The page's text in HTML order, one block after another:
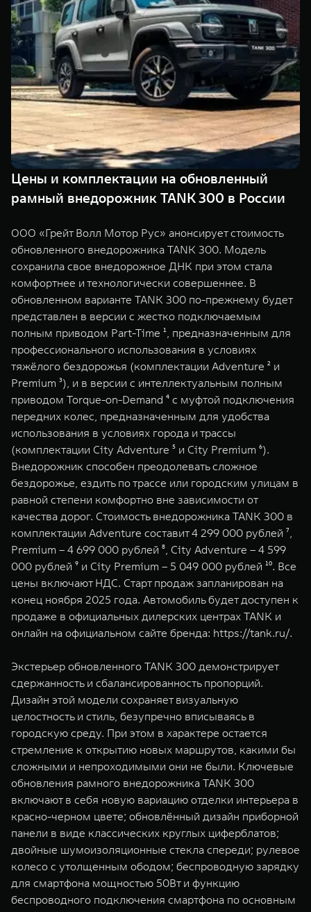
TANK 500
Веди за собой
от 6 499 000 ₽
TANK 700
Сила
от 10 199
WEY 07
Расширяя границы комфорта
от 6 149 000 ₽
WEY 05
Эстетика
от 5 699
WEY 80
Масштаб возможностей
от 6 449 000 ₽
WEY 80
Масштаб
от 8 099
TANK Финансы
Корпоративным клиентам
TANK ФИНАНСЫ
TANK Кредит
TANK Лизинг
TANK Страхование
Сервис
Специальные предложения
Моторные масла
ЦИФРОВЫЕ СЕРВИСЫ TANK
Цифровые сервисы TANK
Подписки
Цены и комплектации на обновленный
рамный внедорожник TANK 300 в России
ООО «Грейт Волл Мотор Рус» анонсирует стоимость
обновленного внедорожника TANK 300. Модель
сохранила свое внедорожное ДНК при этом стала
комфортнее и технологически совершеннее. В
обновленном варианте TANK 300 по-прежнему будет
представлен в версии с жестко подключаемым
полным приводом Part-Time ¹, предназначенным для
профессионального использования в условиях
тяжёлого бездорожья (комплектации Adventure ² и
Premium ³), и в версии с интеллектуальным полным
приводом Torque-on-Demand ⁴ с муфтой подключения
передних колес, предназначенным для удобства
использования в условиях города и трассы
(комплектации City Adventure ⁵ и City Premium ⁶).
Внедорожник способен преодолевать сложное
бездорожье, ездить по трассе или городским улицам в
равной степени комфортно вне зависимости от
качества дорог. Стоимость внедорожника TANK 300 в
комплектации Adventure составит 4 299 000 рублей ⁷,
Premium – 4 699 000 рублей ⁸, City Adventure – 4 599
000 рублей ⁹ и City Premium – 5 049 000 рублей ¹⁰. Все
цены включают НДС. Старт продаж запланирован на
конец ноября 2025 года. Автомобиль будет доступен к
продаже в официальных дилерских центрах TANK и
онлайн на официальном сайте бренда: https://tank.ru/.
Экстерьер обновленного TANK 300 демонстрирует
сдержанность и сбалансированность пропорций.
Дизайн этой модели сохраняет визуальную
целостность и стиль, безупречно вписываясь в
городскую среду. При этом в характере остается
стремление к открытию новых маршрутов, какими бы
сложными и непроходимыми они не были. Ключевые
обновления рамного внедорожника TANK 300
включают в себя новую вариацию отделки интерьера в
красно-черном цвете; обновлённый дизайн приборной
панели в виде классических круглых циферблатов;
двойные шумоизоляционные стекла спереди; рулевое
колесо с утолщенным ободом; беспроводную зарядку
для смартфона мощностью 50Вт и функцию
беспроводного подключения смартфона по основным